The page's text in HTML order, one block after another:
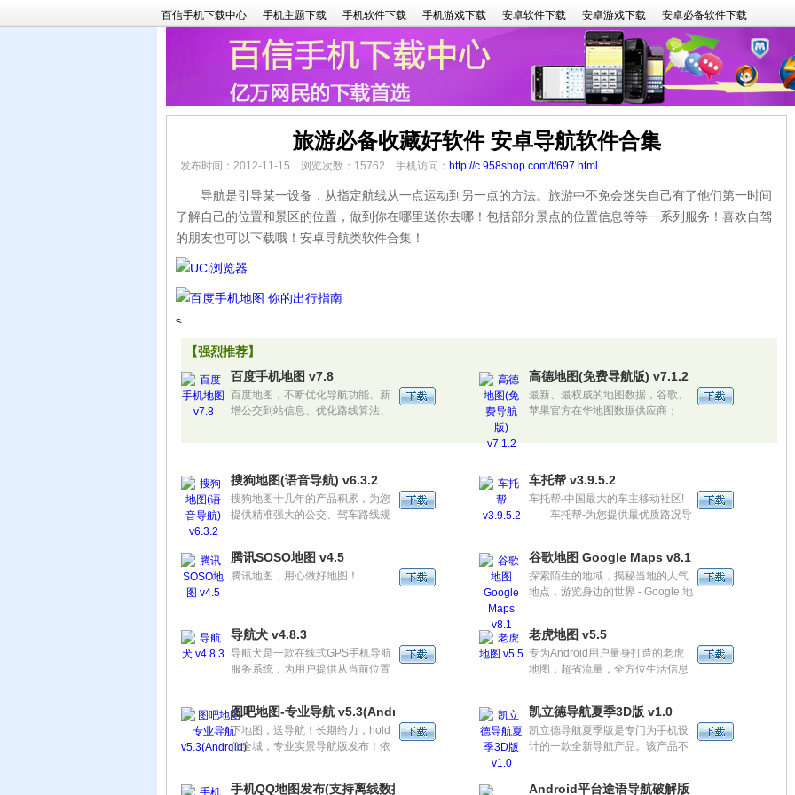
百信手机下载中心 手机主题下载 手机软件下载 手机游戏下载 安卓软件下载 安卓游戏下载 安卓必备软件下载
旅游必备收藏好软件 安卓导航软件合集
发布时间：2012-11-15 浏览次数：15762 手机访问： http://c.958shop.com/t/697.html
导航是引导某一设备，从指定航线从一点运动到另一点的方法。旅游中不免会迷失自己有了他们第一时间
了解自己的位置和景区的位置，做到你在哪里送你去哪！包括部分景点的位置信息等等一系列服务！喜欢自驾
的朋友也可以下载哦！安卓导航类软件合集！
<
【强烈推荐】
百度手机地图 v7.8
百度地图，不断优化导航功能、新
增公交到站信息、优化路线算法、
高德地图(免费导航版) v7.1.2
最新、最权威的地图数据，谷歌、
苹果官方在华地图数据供应商；
方拥堵路段，助您一路畅通！
搜狗地图(语音导航) v6.3.2
搜狗地图十几年的产品积累，为您
提供精准强大的公交、驾车路线规
面，地点、公交、道路、周边生活
信息任你搜索；高清的离线地图下
车托帮 v3.9.5.2
车托帮-中国最大的车主移动社区!
车托帮-为您提供最优质路况导
规避拥堵！省钱省时！
腾讯SOSO地图 v4.5
腾讯地图，用心做好地图！
谷歌地图 Google Maps v8.1
探索陌生的地域，揭秘当地的人气
地点，游览身边的世界 - Google 地
导航犬 v4.8.3
导航犬是一款在线式GPS手机导航
服务系统，为用户提供从当前位置
拨通导航秘书专线电话告知目的
地，“导航犬”就会为您选择一条最
优的路线发送到手机上。
老虎地图 v5.5
专为Android用户量身打造的老虎
地图，超省流量，全方位生活信息
图吧地图-专业导航 v5.3(Android)
下地图，送导航！长期给力，hold
住全城，专业实景导航版发布！依
凯立德导航夏季3D版 v1.0
凯立德导航夏季版是专门为手机设
计的一款全新导航产品。该产品不
手机QQ地图发布(支持离线数据) Android平台途语导航破解版